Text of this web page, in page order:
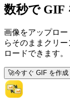
数秒で GIF
画像をアップロ
らそのままクリ
ロードできます。
🚀今すぐ GIF を作成